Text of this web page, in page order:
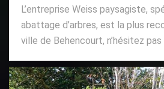
L’entreprise Weiss paysagiste,
abattage d’arbres, est la plus
ville de Behencourt, n’hésitez